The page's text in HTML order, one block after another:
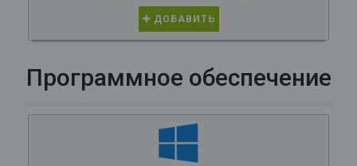
ДОБАВИТЬ
Программное обеспечение